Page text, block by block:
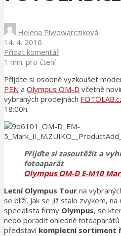
Helena Piwowarcziková
14. 4. 2016
Přidat komentář
1 min. pro čtení
Přijďte si osobně vyzkoušet
PEN a Olympus OM-D včetně
vybraných prodejnách
18:00h.
Přijďte si zasoutěžit a
fotoaparát
Olympus OM-D E-M10
Letní Olympus Tour na
se blíží. Jak se již stalo zvykem,
specialista firmy Olympus, se
nebo poradit ohledně
představí kompletní sortiment